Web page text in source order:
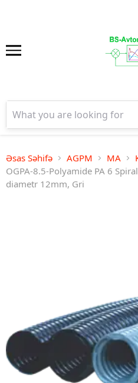
Əsas Səhifə AGPM MA
OGPA-8.5-Polyamide PA 6
diametr 12mm, Gri